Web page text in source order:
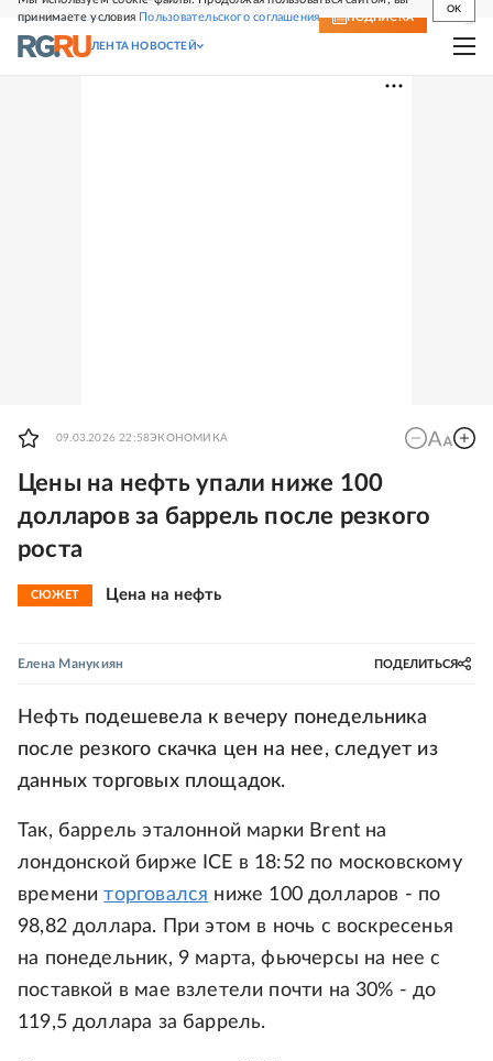
принимаете условия Пользовательского соглашения
OK
СВЕЖИЙ НОМЕР ПОДПИСКА
ЛЕНТА НОВОСТЕЙ
09.03.2026 22:58ЭКОНОМИКА
Цены на нефть упали ниже 100
долларов за баррель после резкого
роста
СЮЖЕТ Цена на нефть
Елена Манукиян ПОДЕЛИТЬСЯ
Нефть подешевела к вечеру понедельника
после резкого скачка цен на нее, следует из
данных торговых площадок.
Так, баррель эталонной марки Brent на
лондонской бирже ICE в 18:52 по московскому
времениторговался ниже 100 долларов - по
98,82 доллара. При этом в ночь с воскресенья
на понедельник, 9 марта, фьючерсы на нее с
поставкой в мае взлетели почти на 30% - до
119,5 доллара за баррель.